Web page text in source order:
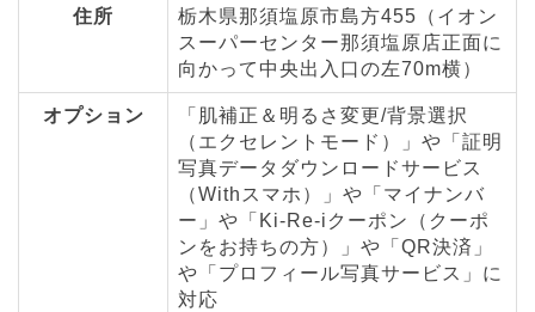
住所
栃木県那須塩原市島方455（イオン
スーパーセンター那須塩原店正面に
向かって中央出入口の左70m横）
オプション
「肌補正＆明るさ変更/背景選択
（エクセレントモード）」や「証明
写真データダウンロードサービス
（Withスマホ）」や「マイナンバ
ー」や「Ki-Re-iクーポン（クーポ
ンをお持ちの方）」や「QR決済」
や「プロフィール写真サービス」に
対応